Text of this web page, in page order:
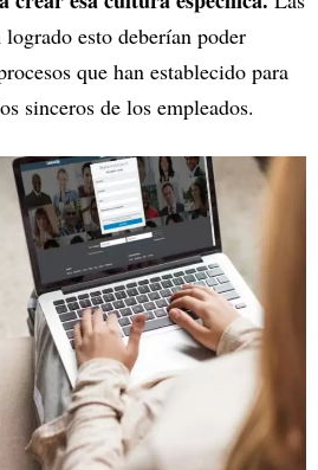
esto deberían poder
que han establecido para
sinceros de los empleados.